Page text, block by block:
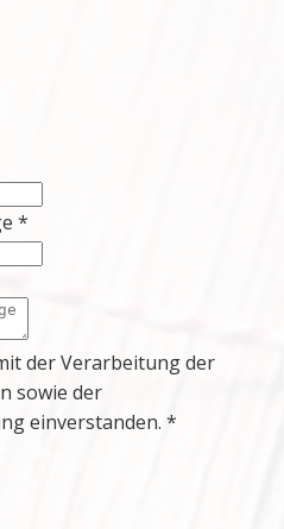
*
der Verarbeitung der
sowie der
einverstanden. *